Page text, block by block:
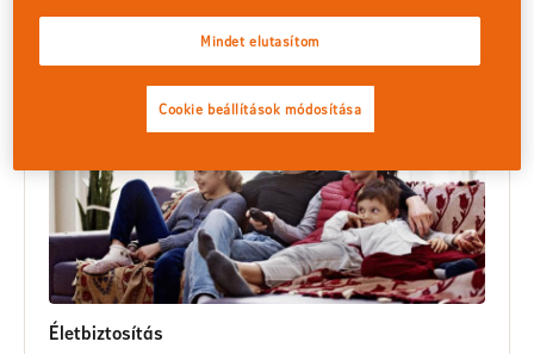
Életbiztosítás
Mindet elutasítom
Cookie beállítások módosítása